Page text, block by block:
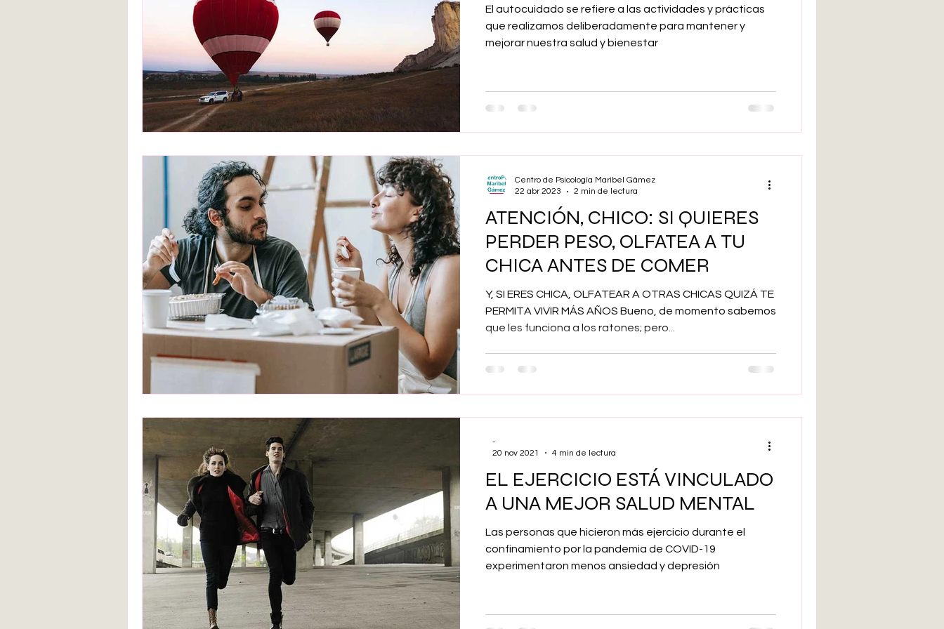
El autocuidado se refiere a las actividades y prácticas
que realizamos deliberadamente para mantener y
mejorar nuestra salud y bienestar
ATENCIÓN, CHICO: SI QUIERES
PERDER PESO, OLFATEA A TU
CHICA ANTES DE COMER
Y, SI ERES CHICA, OLFATEAR A OTRAS CHICAS QUIZÁ TE
PERMITA VIVIR MÁS AÑOS Bueno, de momento sabemos
que les funciona a los ratones; pero...
Centro de Psicología Maribel Gámez
22 abr 2023
2 min de lectura
EL EJERCICIO ESTÁ VINCULADO
A UNA MEJOR SALUD MENTAL
Las personas que hicieron más ejercicio durante el
confinamiento por la pandemia de COVID-19
experimentaron menos ansiedad y depresión
-
20 nov 2021
4 min de lectura